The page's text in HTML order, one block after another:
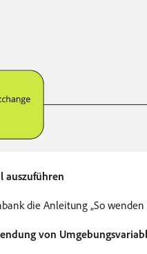
auszuführen
die Anleitung „So
von